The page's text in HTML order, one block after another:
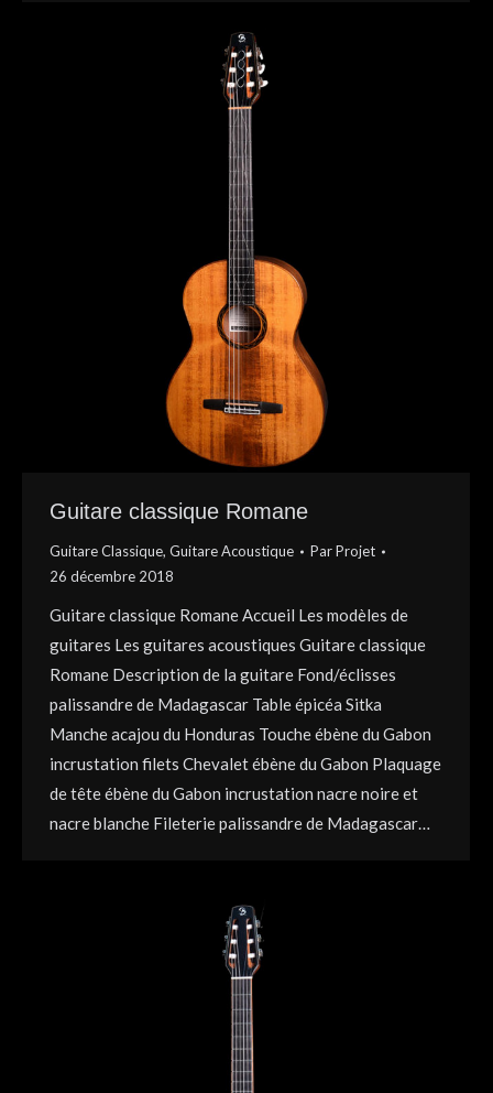
Guitare classique Romane
Guitare Classique, Guitare Acoustique ParProjet
26 décembre 2018
Guitare classique Romane Accueil Les modèles de
guitares Les guitares acoustiques Guitare classique
Romane Description de la guitare Fond/éclisses
palissandre de Madagascar Table épicéa Sitka
Manche acajou du Honduras Touche ébène du Gabon
incrustation filets Chevalet ébène du Gabon Plaquage
de tête ébène du Gabon incrustation nacre noire et
nacre blanche Fileterie palissandre de Madagascar…